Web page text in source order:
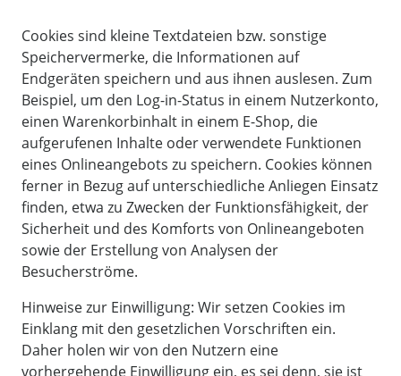
Cookies sind kleine Textdateien bzw. sonstige
Speichervermerke, die Informationen auf
Endgeräten speichern und aus ihnen auslesen. Zum
Beispiel, um den Log-in-Status in einem Nutzerkonto,
einen Warenkorbinhalt in einem E-Shop, die
aufgerufenen Inhalte oder verwendete Funktionen
eines Onlineangebots zu speichern. Cookies können
ferner in Bezug auf unterschiedliche Anliegen Einsatz
finden, etwa zu Zwecken der Funktionsfähigkeit, der
Sicherheit und des Komforts von Onlineangeboten
sowie der Erstellung von Analysen der
Besucherströme.
Hinweise zur Einwilligung: Wir setzen Cookies im
Einklang mit den gesetzlichen Vorschriften ein.
Daher holen wir von den Nutzern eine
vorhergehende Einwilligung ein, es sei denn, sie ist